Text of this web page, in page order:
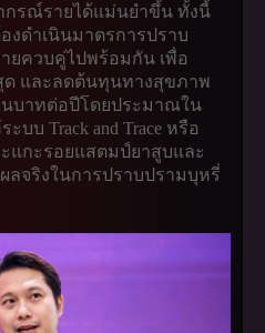
กรณ์รายได้แม่นยำขึ้น ทั้งนี้
งดำเนินมาตรการปราบ
ยควบคู่ไปพร้อมกัน เพื่อ
ด และลดต้นทุนทางสุขภาพ
นบาทต่อปีโดยประมาณใน
บบ Track and Trace หรือ
แกะรอยแสตมป์ยาสูบและ
จริงในการปราบปรามบุหรี่